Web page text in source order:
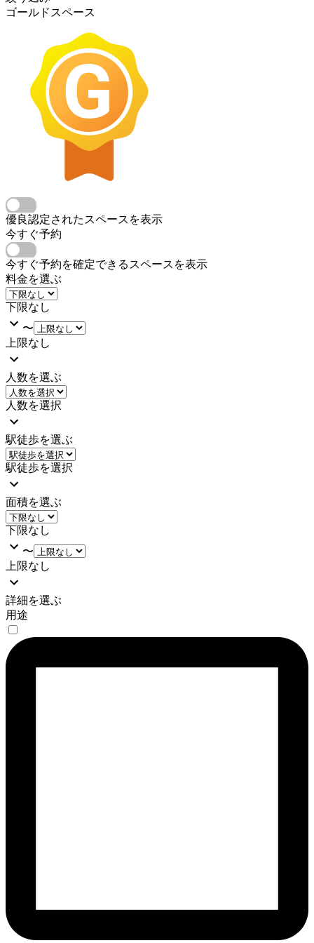
ゴールドスペース
優良認定されたスペースを表示
今すぐ予約
今すぐ予約を確定できるスペースを表示
料金を選ぶ
下限なし
〜
上限なし
人数を選ぶ
人数を選択
駅徒歩を選ぶ
駅徒歩を選択
面積を選ぶ
下限なし
〜
上限なし
詳細を選ぶ
用途